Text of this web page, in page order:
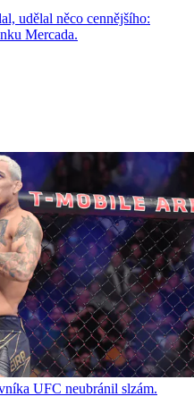
udělal něco cennějšího:
Mercada.
UFC neubránil slzám.